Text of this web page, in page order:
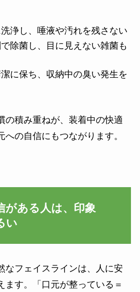
浄し、唾液や汚れを残さない
除菌し、目に見えない雑菌も
に保ち、収納中の臭い発生を
の積み重ねが、装着中の快適
への自信にもつながります。
がある人は、印象
い
なフェイスラインは、人に安
ます。「口元が整っている＝